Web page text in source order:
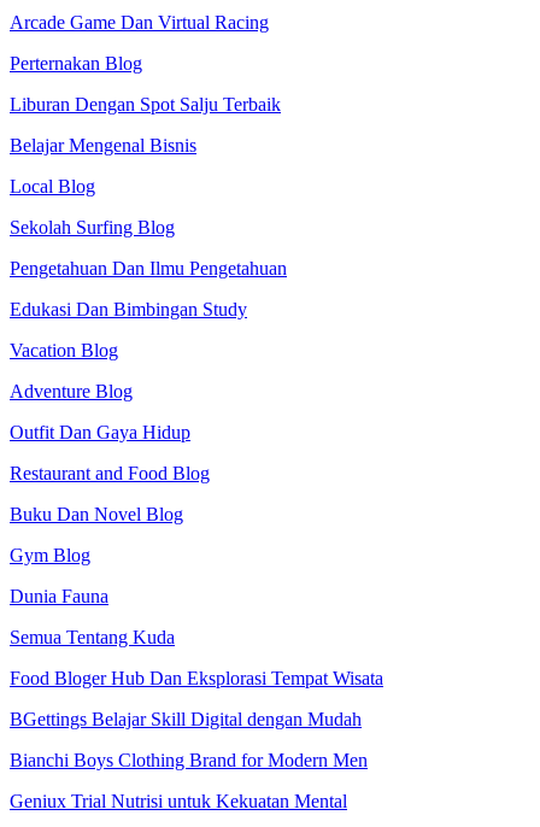
Arcade Game Dan Virtual Racing
Perternakan Blog
Liburan Dengan Spot Salju Terbaik
Belajar Mengenal Bisnis
Local Blog
Sekolah Surfing Blog
Pengetahuan Dan Ilmu Pengetahuan
Edukasi Dan Bimbingan Study
Vacation Blog
Adventure Blog
Outfit Dan Gaya Hidup
Restaurant and Food Blog
Buku Dan Novel Blog
Gym Blog
Dunia Fauna
Semua Tentang Kuda
Food Bloger Hub Dan Eksplorasi Tempat Wisata
BGettings Belajar Skill Digital dengan Mudah
Bianchi Boys Clothing Brand for Modern Men
Geniux Trial Nutrisi untuk Kekuatan Mental